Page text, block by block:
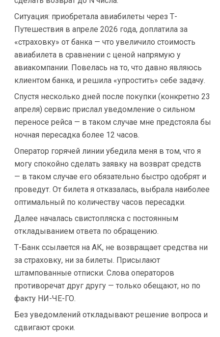
Ситуация: приобретала авиабилеты через Т-
Путешествия в апреле 2026 года, доплатила за
«страховку» от банка — что увеличило стоимость
авиабилета в сравнении с ценой напрямую у
авиакомпании. Повелась на то, что давно являюсь
клиентом банка, и решила «упростить» себе задачу.
Спустя несколько дней после покупки (конкретно 23
апреля) сервис прислал уведомление о сильном
переносе рейса — в таком случае мне предстояла бы
ночная пересадка более 12 часов.
Оператор горячей линии убедила меня в том, что я
могу спокойно сделать заявку на возврат средств
— в таком случае его обязательно быстро одобрят и
проведут. От билета я отказалась, выбрала наиболее
оптимальный по количеству часов пересадки.
Далее началась свистопляска с постоянным
откладыванием ответа по обращению.
Т-Банк ссылается на АК, не возвращает средства ни
за страховку, ни за билеты. Присылают
штампованные отписки. Слова операторов
противоречат друг другу — только обещают, но по
факту НИ-ЧЕ-ГО.
Без уведомлений откладывают решение вопроса и
сдвигают сроки.